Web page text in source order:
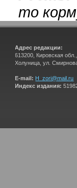
то
Адрес редакции:
613200, Кировская
Холуница, ул.
E-mail: H_zori@mail.ru
Индекс издания: